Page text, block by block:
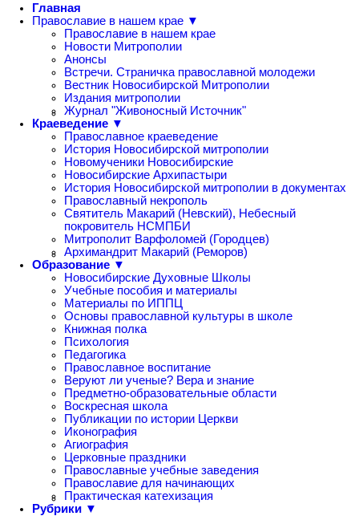
Главная
Православие в нашем крае ▼
Православие в нашем крае
Новости Митрополии
Анонсы
Встречи. Страничка православной молодежи
Вестник Новосибирской Митрополии
Издания митрополии
Журнал "Живоносный Источник"
Краеведение ▼
Православное краеведение
История Новосибирской митрополии
Новомученики Новосибирские
Новосибирские Архипастыри
История Новосибирской митрополии в документах
Православный некрополь
Святитель Макарий (Невский), Небесный
покровитель НСМПБИ
Митрополит Варфоломей (Городцев)
Архимандрит Макарий (Реморов)
Образование ▼
Новосибирские Духовные Школы
Учебные пособия и материалы
Материалы по ИППЦ
Основы православной культуры в школе
Книжная полка
Психология
Педагогика
Православное воспитание
Веруют ли ученые? Вера и знание
Предметно-образовательные области
Воскресная школа
Публикации по истории Церкви
Иконография
Агиография
Церковные праздники
Православные учебные заведения
Православие для начинающих
Практическая катехизация
Рубрики ▼